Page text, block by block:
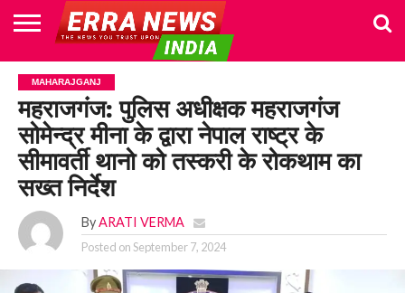
HOME
POLITICS
NEWS
BUSINESS
CULTURE
NATIONAL
SPORTS
LIFESTYLE
TRAVEL
OPINION
BREAKING
NEWS
ENTERTAINMENT
WORLD
CRIME
JOIN
US
MAHARAJGANJ
महराजगंज: पुलिस अधीक्षक महराजगंज
सोमेन्द्र मीना के द्वारा नेपाल राष्ट्र के
सीमावर्ती थानो को तस्करी के रोकथाम का
सख्त निर्देश
By ARATI VERMA
Posted onSeptember 7, 2024